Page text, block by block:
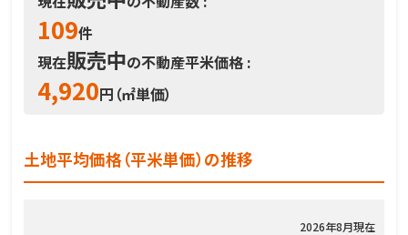
109件
現在販売中の不動産平米価格 :
4,920円（㎡単価）
土地平均価格（平米単価）の推移
2026年8月現在